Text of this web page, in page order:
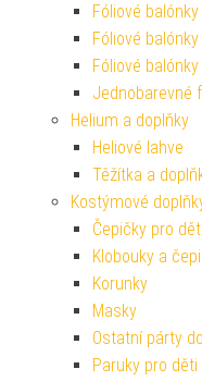
Fóliové
Fóliové
Fóliové
Jednobarevné
Helium a doplňky
Heliové lahve
Těžítka a
Kostýmové
Čepičky pro děti
Klobouky a
Korunky
Masky
Ostatní párty
Paruky pro děti